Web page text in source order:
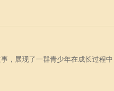
，展现了一群青少年在成长过程中